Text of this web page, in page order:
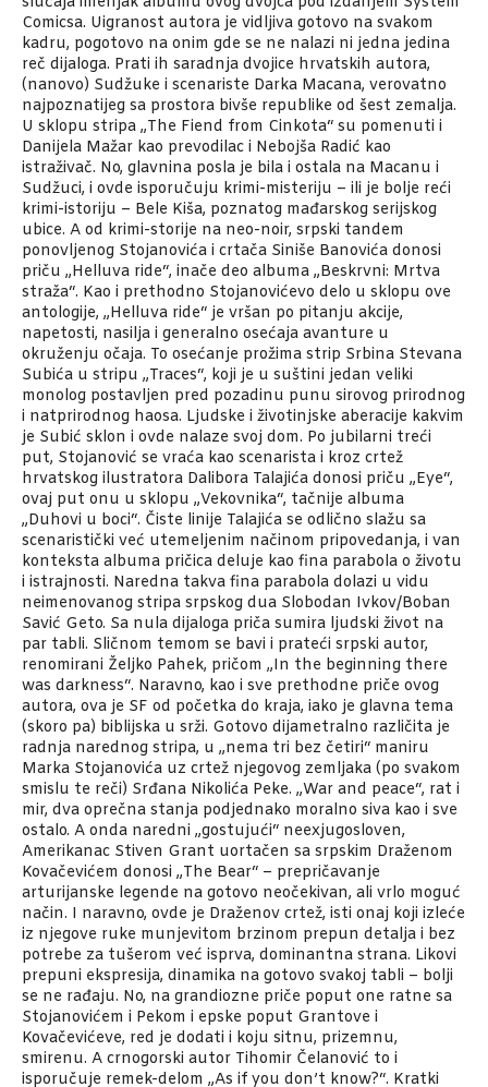
Comicsa. Uigranost autora je vidljiva gotovo na svakom
kadru, pogotovo na onim gde se ne nalazi ni jedna jedina
reč dijaloga. Prati ih saradnja dvojice hrvatskih autora,
(nanovo) Sudžuke i scenariste Darka Macana, verovatno
najpoznatijeg sa prostora bivše republike od šest zemalja.
U sklopu stripa „The Fiend from Cinkota“ su pomenuti i
Danijela Mažar kao prevodilac i Nebojša Radić kao
istraživač. No, glavnina posla je bila i ostala na Macanu i
Sudžuci, i ovde isporučuju krimi-misteriju – ili je bolje reći
krimi-istoriju – Bele Kiša, poznatog mađarskog serijskog
ubice. A od krimi-storije na neo-noir, srpski tandem
ponovljenog Stojanovića i crtača Siniše Banovića donosi
priču „Helluva ride“, inače deo albuma „Beskrvni: Mrtva
straža“. Kao i prethodno Stojanovićevo delo u sklopu ove
antologije, „Helluva ride“ je vršan po pitanju akcije,
napetosti, nasilja i generalno osećaja avanture u
okruženju očaja. To osećanje prožima strip Srbina Stevana
Subića u stripu „Traces“, koji je u suštini jedan veliki
monolog postavljen pred pozadinu punu sirovog prirodnog
i natprirodnog haosa. Ljudske i životinjske aberacije kakvim
je Subić sklon i ovde nalaze svoj dom. Po jubilarni treći
put, Stojanović se vraća kao scenarista i kroz crtež
hrvatskog ilustratora Dalibora Talajića donosi priču „Eye“,
ovaj put onu u sklopu „Vekovnika“, tačnije albuma
„Duhovi u boci“. Čiste linije Talajića se odlično slažu sa
scenaristički već utemeljenim načinom pripovedanja, i van
konteksta albuma pričica deluje kao fina parabola o životu
i istrajnosti. Naredna takva fina parabola dolazi u vidu
neimenovanog stripa srpskog dua Slobodan Ivkov/Boban
Savić Geto. Sa nula dijaloga priča sumira ljudski život na
par tabli. Sličnom temom se bavi i prateći srpski autor,
renomirani Željko Pahek, pričom „In the beginning there
was darkness“. Naravno, kao i sve prethodne priče ovog
autora, ova je SF od početka do kraja, iako je glavna tema
(skoro pa) biblijska u srži. Gotovo dijametralno različita je
radnja narednog stripa, u „nema tri bez četiri“ maniru
Marka Stojanovića uz crtež njegovog zemljaka (po svakom
smislu te reči) Srđana Nikolića Peke. „War and peace“, rat i
mir, dva oprečna stanja podjednako moralno siva kao i sve
ostalo. A onda naredni „gostujući“ neexjugosloven,
Amerikanac Stiven Grant uortačen sa srpskim Draženom
Kovačevićem donosi „The Bear“ – prepričavanje
arturijanske legende na gotovo neočekivan, ali vrlo moguć
način. I naravno, ovde je Draženov crtež, isti onaj koji izleće
iz njegove ruke munjevitom brzinom prepun detalja i bez
potrebe za tušerom već isprva, dominantna strana. Likovi
prepuni ekspresija, dinamika na gotovo svakoj tabli – bolji
se ne rađaju. No, na grandiozne priče poput one ratne sa
Stojanovićem i Pekom i epske poput Grantove i
Kovačevićeve, red je dodati i koju sitnu, prizemnu,
smirenu. A crnogorski autor Tihomir Čelanović to i
isporučuje remek-delom „As if you don’t know?“. Kratki